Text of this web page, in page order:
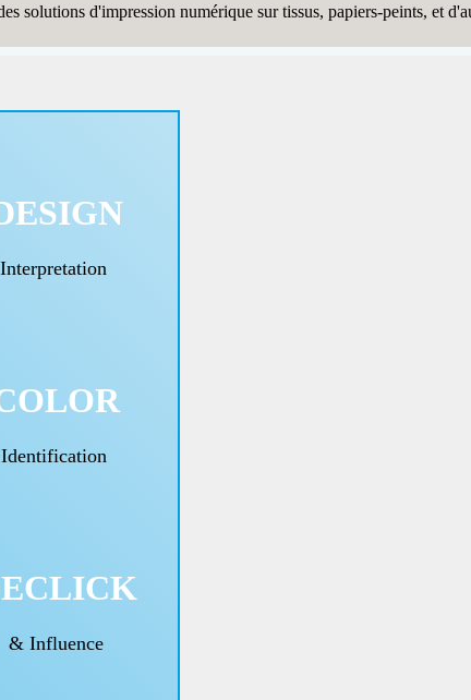
d'impression numérique sur tissus, papiers-peints, et
Interpretation
Identification
& Influence